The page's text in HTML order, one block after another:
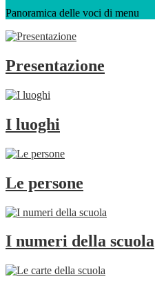
Panoramica delle voci di menu
Presentazione
I luoghi
Le persone
I numeri della scuola